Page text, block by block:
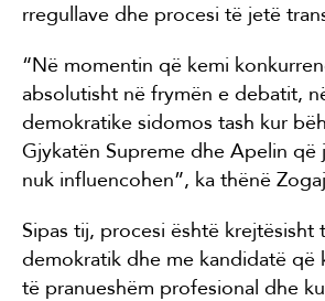
rregullave dhe procesi të jetë
“Në momentin që kemi
absolutisht në frymën e debatit,
demokratike sidomos tash kur
Gjykatën Supreme dhe Apelin që
nuk influencohen”, ka thënë
Sipas tij, procesi është krejtësisht
demokratik dhe me kandidatë që
të pranueshëm profesional dhe